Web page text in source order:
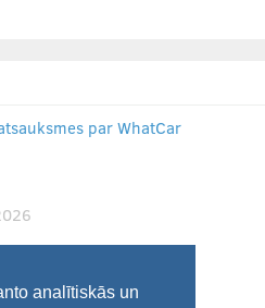
analītiskās un
par WhatCar